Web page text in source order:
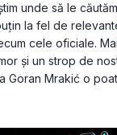
unde să le
la fel de
cele oficiale.
și un strop de
Goran Mrakić o